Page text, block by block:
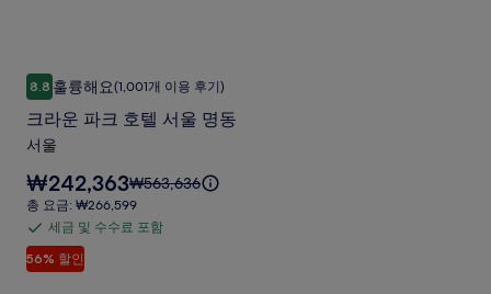
세
진
갤
러
금
대
세
한
정
료
포
함
크
라
운
파
크
호
텔
서
8.810점 만점 중 8.8점, 훌륭해요, (1,001개 이용 후기)
훌륭해요(1,001개 이용 후기)
크라운 파크 호텔 서울 명동
서울
56% 할인
요
금
은
₩242,363
입
니
₩242,363요
금
은
₩563,636
총
요
금:
₩266,599
총 요금: ₩266,599
세
금
세금 및 수수료 포함
크라운 파크 호텔 서울 명동